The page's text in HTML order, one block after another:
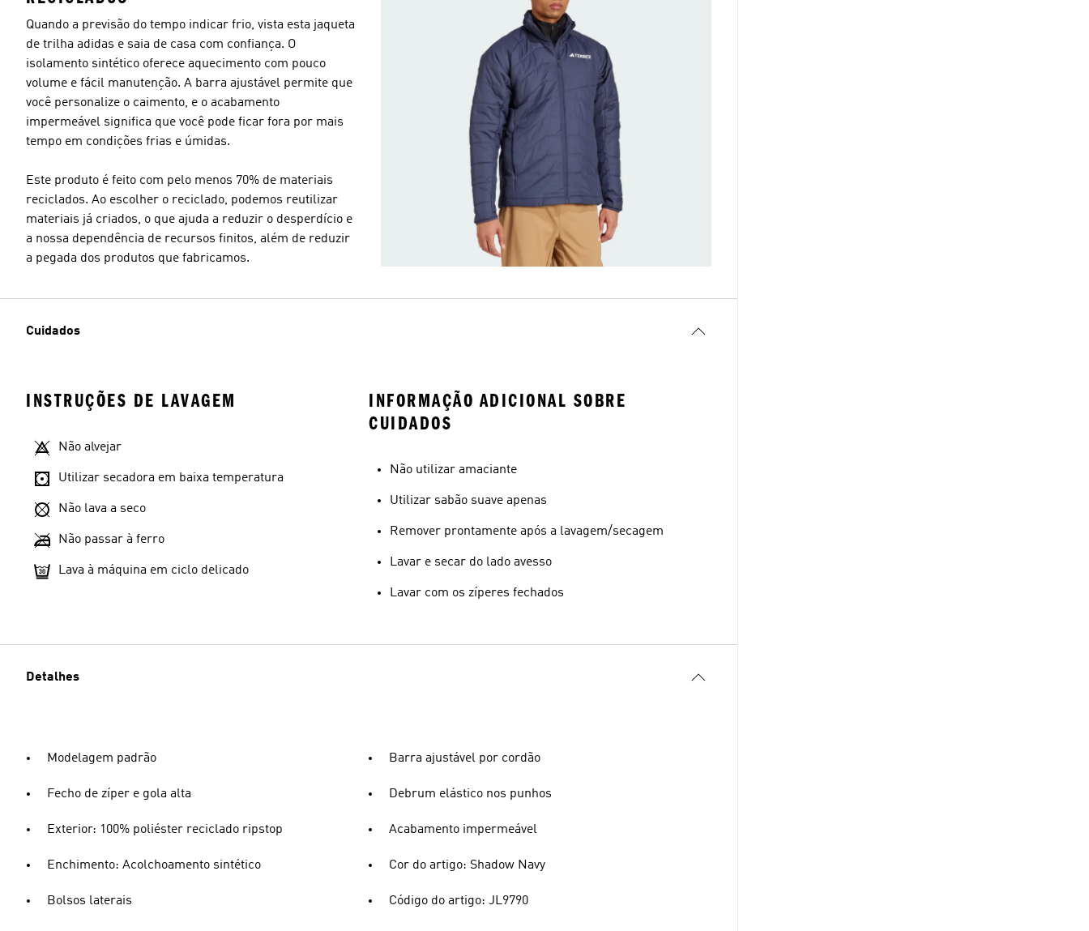
Quando a previsão do tempo indicar frio, vista esta jaqueta
de trilha adidas e saia de casa com confiança. O
isolamento sintético oferece aquecimento com pouco
volume e fácil manutenção. A barra ajustável permite que
você personalize o caimento, e o acabamento
impermeável significa que você pode ficar fora por mais
tempo em condições frias e úmidas.
Este produto é feito com pelo menos 70% de materiais
reciclados. Ao escolher o reciclado, podemos reutilizar
materiais já criados, o que ajuda a reduzir o desperdício e
a nossa dependência de recursos finitos, além de reduzir
a pegada dos produtos que fabricamos.
Cuidados
INSTRUÇÕES DE LAVAGEM
Não alvejar
Utilizar secadora em baixa temperatura
Não lava a seco
Não passar à ferro
Lava à máquina em ciclo delicado
INFORMAÇÃO ADICIONAL SOBRE
CUIDADOS
Não utilizar amaciante
Utilizar sabão suave apenas
Remover prontamente após a lavagem/secagem
Lavar e secar do lado avesso
Lavar com os zíperes fechados
Detalhes
Modelagem padrão
Fecho de zíper e gola alta
Exterior: 100% poliéster reciclado ripstop
Enchimento: Acolchoamento sintético
Bolsos laterais
Barra ajustável por cordão
Debrum elástico nos punhos
Acabamento impermeável
Cor do artigo: Shadow Navy
Código do artigo: JL9790